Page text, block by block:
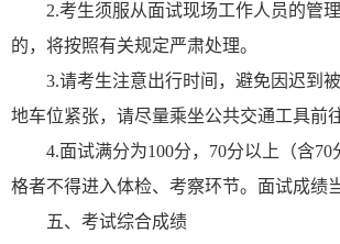
2.考生须服从面试现场工作人员的管理
的，将按照有关规定严肃处理。
3.请考生注意出行时间，避免因迟到被
地车位紧张，请尽量乘坐公共交通工具前往
4.面试满分为100分，70分以上（含70
格者不得进入体检、考察环节。面试成绩
五、考试综合成绩